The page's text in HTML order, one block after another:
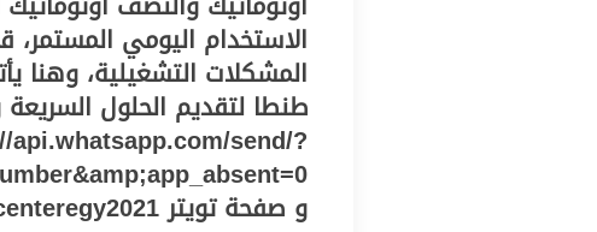
الاستخدام اليومي
المشكلات التشغيلية،
طنطا لتقديم الحلول
api.whatsapp.com/send/?
و صفحة تويتر https://twitter.com/centeregy2021